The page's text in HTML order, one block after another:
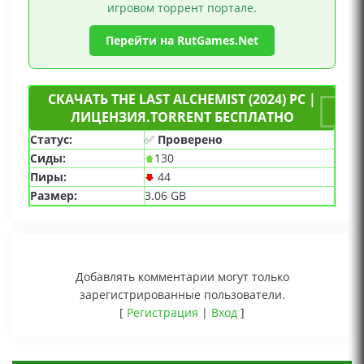
игровом торрент портале.
Перейти на RutGames.Net
СКАЧАТЬ THE LAST ALCHEMIST (2024) PC |
ЛИЦЕНЗИЯ.TORRENT БЕСПЛАТНО
Статус: ✅ Проверено
Сиды:
130
Пиры:
44
Размер:
3.06 GB
Добавлять комментарии могут только
зарегистрированные пользователи.
[ Регистрация | Вход ]